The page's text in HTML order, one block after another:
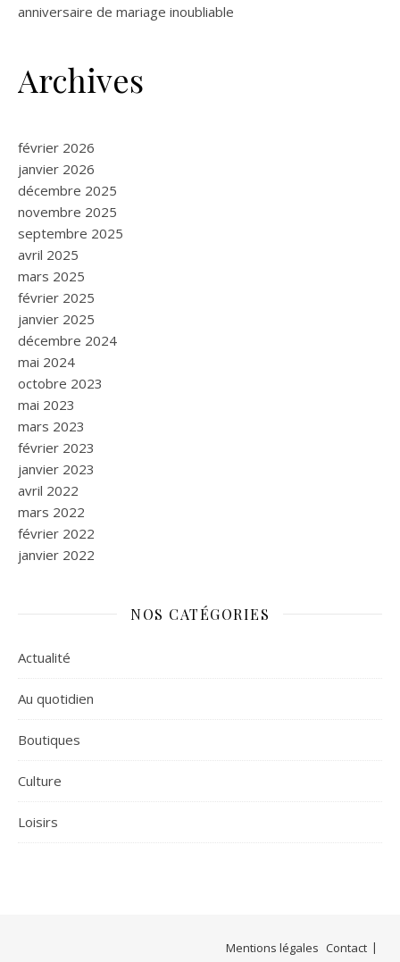
anniversaire de mariage inoubliable
Archives
février 2026
janvier 2026
décembre 2025
novembre 2025
septembre 2025
avril 2025
mars 2025
février 2025
janvier 2025
décembre 2024
mai 2024
octobre 2023
mai 2023
mars 2023
février 2023
janvier 2023
avril 2022
mars 2022
février 2022
janvier 2022
NOS CATÉGORIES
Actualité
Au quotidien
Boutiques
Culture
Loisirs
Mentions légales Contact